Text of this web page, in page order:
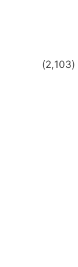
(2,103)